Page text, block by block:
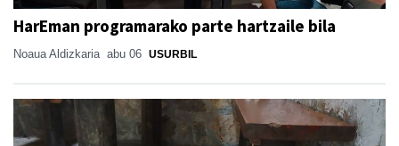
HarEman programarako parte hartzaile bila
Noaua Aldizkaria abu 06 USURBIL